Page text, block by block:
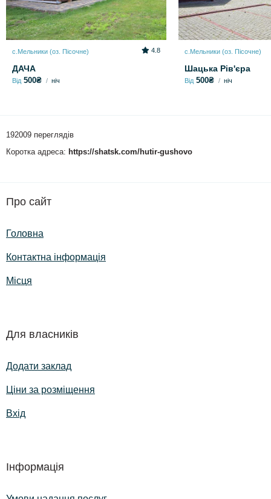
с.Мельники (оз. Пісочне) 4.8
ДАЧА
Від 500₴ ніч
с.Мельники (оз. Пісочне)
Шацька Рів'єра
Від 500₴ ніч
192009 переглядів
Коротка адреса: https://shatsk.com/hutir-gushovo
Про сайт
Головна
Контактна інформація
Місця
Для власників
Додати заклад
Ціни за розміщення
Вхід
Інформація